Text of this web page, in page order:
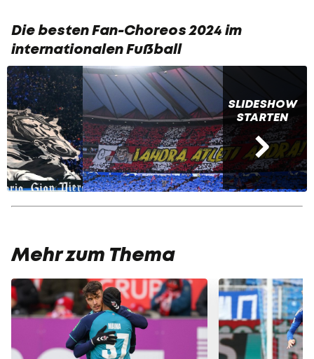
Die besten Fan-Choreos 2024 im
internationalen Fußball
SLIDESHOW
STARTEN
Mehr zum Thema